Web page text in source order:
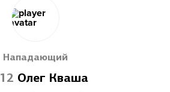
Нападающий
12 Олег Кваша